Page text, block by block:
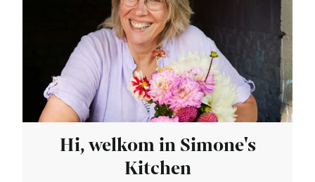
Hi, welkom in Simone's
Kitchen